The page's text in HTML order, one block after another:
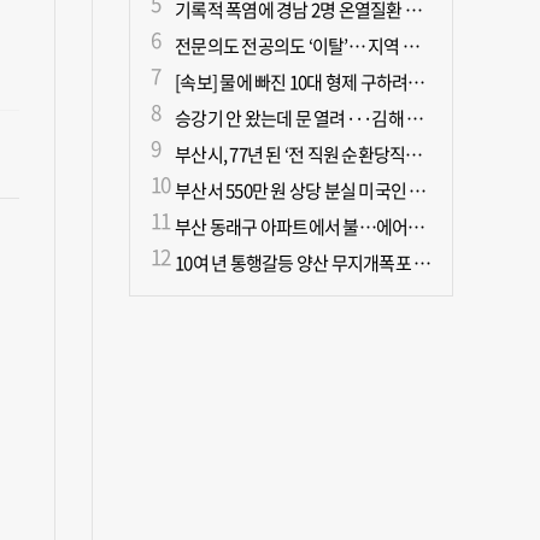
기록적 폭염에 경남 2명 온열질환 사망
전문의도 전공의도 ‘이탈’… 지역 필수의료 무너진다
[속보] 물에 빠진 10대 형제 구하려던 50대 군인 2명 심정지 상태로 이송
승강기 안 왔는데 문 열려···김해 병원서 60대 직원 추락사
부산시, 77년 된 ‘전 직원 순환당직제’ 폐지
부산서 550만 원 상당 분실 미국인 관광객, 경찰 도움으로 되찾아
부산 동래구 아파트에서 불…에어컨에서 발화 추정
10여 년 통행갈등 양산 무지개폭포 해결되나?